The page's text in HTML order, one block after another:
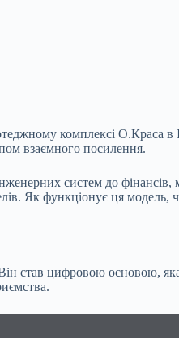
комплексі О.Краса
взаємного посилення.
систем до
Як функціонує ця
став цифровою основою,